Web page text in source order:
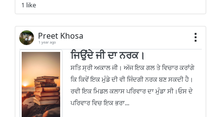
1 like
Preet Khosa
1 year ago
ਜਿਉਂਦੇ ਜੀ ਦਾ ਨਰਕ।
ਸਤਿ ਸ੍ਰੀ ਅਕਾਲ ਜੀ। ਅੱਜ ਇਕ ਗਲ ਤੇ ਵਿਚਾਰ ਕਰਾਂਗੇ
ਕਿ ਕਿਵੇਂ ਇਕ ਮੁੰਡੇ ਦੀ ਵੀ ਜਿੰਦਗੀ ਨਰਕ ਬਣ ਸਕਦੀ ਹੈ।
ਰਵੀ ਇਕ ਮਿਡਲ ਕਲਾਸ ਪਰਿਵਾਰ ਦਾ ਮੁੰਡਾ ਸੀ।ਓਸ ਦੇ
ਪਰਿਵਾਰ ਵਿਚ ਇਕ ਭਰਾ...